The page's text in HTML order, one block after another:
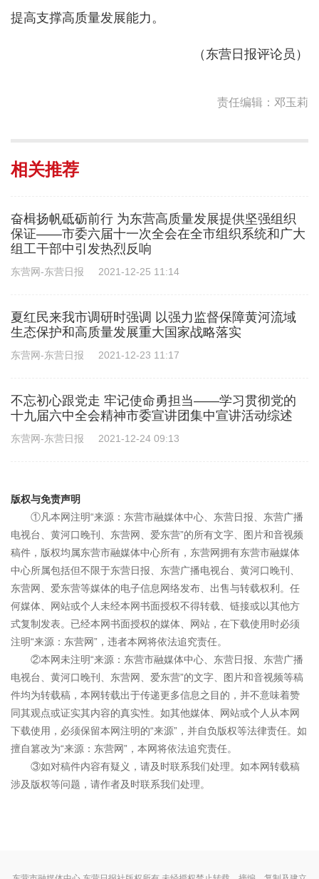
提高支撑高质量发展能力。
（东营日报评论员）
责任编辑：邓玉莉
相关推荐
奋楫扬帆砥砺前行 为东营高质量发展提供坚强组织
保证——市委六届十一次全会在全市组织系统和广大
组工干部中引发热烈反响
东营网-东营日报 2021-12-25 11:14
夏红民来我市调研时强调 以强力监督保障黄河流域
生态保护和高质量发展重大国家战略落实
东营网-东营日报 2021-12-23 11:17
不忘初心跟党走 牢记使命勇担当——学习贯彻党的
十九届六中全会精神市委宣讲团集中宣讲活动综述
东营网-东营日报 2021-12-24 09:13
版权与免责声明
①凡本网注明“来源：东营市融媒体中心、东营日报、东营广播
电视台、黄河口晚刊、东营网、爱东营”的所有文字、图片和音视频
稿件，版权均属东营市融媒体中心所有，东营网拥有东营市融媒体
中心所属包括但不限于东营日报、东营广播电视台、黄河口晚刊、
东营网、爱东营等媒体的电子信息网络发布、出售与转载权利。任
何媒体、网站或个人未经本网书面授权不得转载、链接或以其他方
式复制发表。已经本网书面授权的媒体、网站，在下载使用时必须
注明“来源：东营网”，违者本网将依法追究责任。
②本网未注明“来源：东营市融媒体中心、东营日报、东营广播
电视台、黄河口晚刊、东营网、爱东营”的文字、图片和音视频等稿
件均为转载稿，本网转载出于传递更多信息之目的，并不意味着赞
同其观点或证实其内容的真实性。如其他媒体、网站或个人从本网
下载使用，必须保留本网注明的“来源”，并自负版权等法律责任。如
擅自篡改为“来源：东营网”，本网将依法追究责任。
③如对稿件内容有疑义，请及时联系我们处理。如本网转载稿
涉及版权等问题，请作者及时联系我们处理。